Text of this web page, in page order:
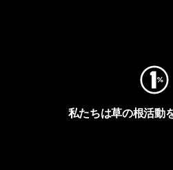
私たちは草の根活動